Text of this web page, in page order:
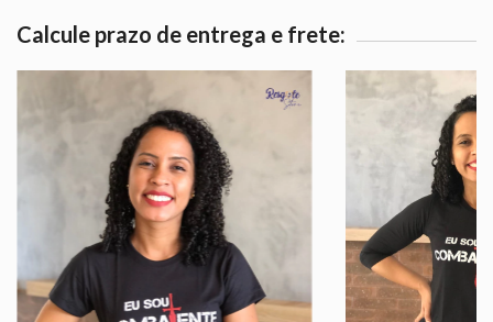
Calcule prazo de entrega e frete: